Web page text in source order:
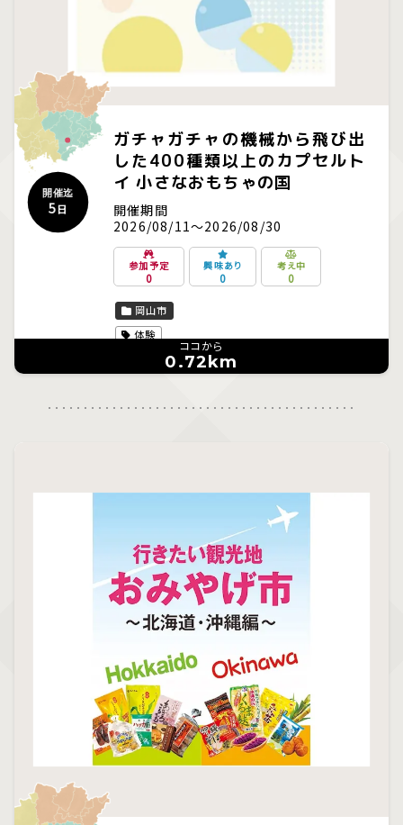
ガチャガチャの機械から飛び出
した400種類以上のカプセルト
イ 小さなおもちゃの国
開催迄
5日
ココから
0.72km
開催期間
2026/08/11～2026/08/30
参加予定
0
興味あり
0
考え中
0
岡山市
体験